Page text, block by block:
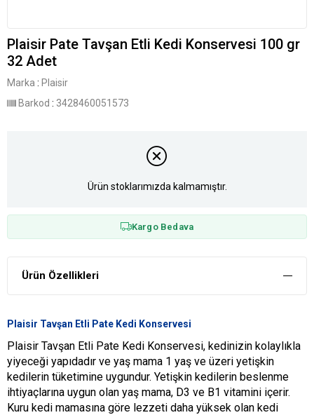
Plaisir Pate Tavşan Etli Kedi Konservesi 100 gr
32 Adet
Marka : Plaisir
Barkod : 3428460051573
Ürün stoklarımızda kalmamıştır.
Kargo Bedava
Ürün Özellikleri
Plaisir Tavşan Etli Pate Kedi Konservesi
Plaisir Tavşan Etli Pate Kedi Konservesi, kedinizin kolaylıkla
yiyeceği yapıdadır ve yaş mama 1 yaş ve üzeri yetişkin
kedilerin tüketimine uygundur. Yetişkin kedilerin beslenme
ihtiyaçlarına uygun olan yaş mama, D3 ve B1 vitamini içerir.
Kuru kedi mamasına göre lezzeti daha yüksek olan kedi